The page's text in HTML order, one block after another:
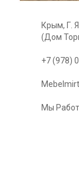
Крым, Г.
(Дом
+7 (978)
Мы